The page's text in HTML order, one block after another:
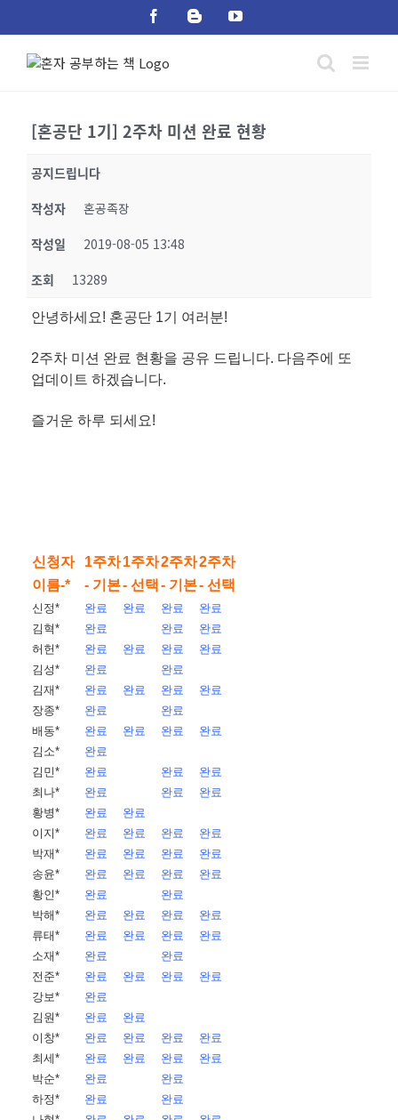
FacebookBloggerYouTube
[혼공단 1기] 2주차 미션 완료 현황
공지드립니다
작성자
혼공족장
작성일
2019-08-05 13:48
조회
13289
안녕하세요! 혼공단 1기 여러분!
2주차 미션 완료 현황을 공유 드립니다. 다음주에 또
업데이트 하겠습니다.
즐거운 하루 되세요!
신청자
이름-*
1주차
- 기본
1주차
- 선택
2주차
- 기본
2주차
- 선택
신정* 완료 완료 완료
완료
김혁*
완료 완료
완료
허헌*
완료 완료 완료
완료
김성*
완료
완료
김재*
완료 완료 완료
완료
장종*
완료
완료
배동*
완료 완료 완료
완료
김소*
완료
김민*
완료 완료
완료
최나*
완료 완료
완료
황병*
완료
완료
이지*
완료 완료 완료
완료
박재*
완료 완료 완료
완료
송윤*
완료 완료 완료
완료
황인*
완료
완료
박해*
완료 완료 완료
완료
류태*
완료 완료 완료
완료
소재*
완료
완료
전준*
완료 완료 완료
완료
강보*
완료
김원*
완료
완료
이창*
완료 완료 완료
완료
최세*
완료 완료 완료
완료
박순*
완료
완료
하정*
완료
완료